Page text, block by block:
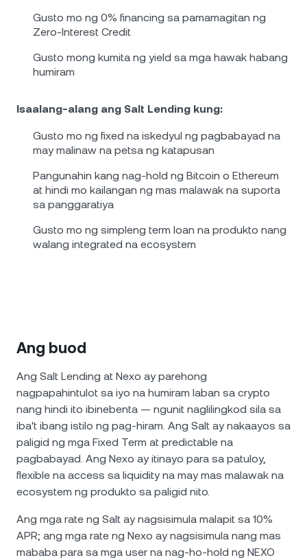
Gusto mo ng 0% financing sa pamamagitan ng
Zero-Interest Credit
Gusto mong kumita ng yield sa mga hawak habang
humiram
Isaalang-alang ang Salt Lending kung:
Gusto mo ng fixed na iskedyul ng pagbabayad na
may malinaw na petsa ng katapusan
Pangunahin kang nag-hold ng Bitcoin o Ethereum
at hindi mo kailangan ng mas malawak na suporta
sa panggaratiya
Gusto mo ng simpleng term loan na produkto nang
walang integrated na ecosystem
Ang buod
Ang Salt Lending at Nexo ay parehong
nagpapahintulot sa iyo na humiram laban sa crypto
nang hindi ito ibinebenta — ngunit naglilingkod sila sa
iba't ibang istilo ng pag-hiram. Ang Salt ay nakaayos sa
paligid ng mga Fixed Term at predictable na
pagbabayad. Ang Nexo ay itinayo para sa patuloy,
flexible na access sa liquidity na may mas malawak na
ecosystem ng produkto sa paligid nito.
Ang mga rate ng Salt ay nagsisimula malapit sa 10%
APR; ang mga rate ng Nexo ay nagsisimula nang mas
mababa para sa mga user na nag-ho-hold ng NEXO